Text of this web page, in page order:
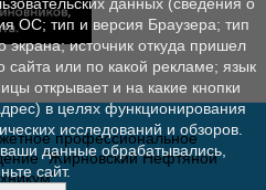
профессиональное
"Жирновский Нефтяной
данных (сведения о
ОС; тип и версия Браузера; тип
экрана; источник откуда пришел
сайта или по какой рекламе; язык
открывает и на какие кнопки
в целях функционирования
исследований и обзоров.
данные обрабатывались,
сайт.